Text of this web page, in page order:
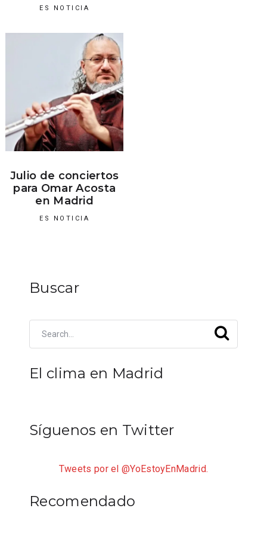
ES NOTICIA
Julio de conciertos
para Omar Acosta
en Madrid
ES NOTICIA
Buscar
El clima en Madrid
Síguenos en Twitter
Tweets por el @YoEstoyEnMadrid.
Recomendado